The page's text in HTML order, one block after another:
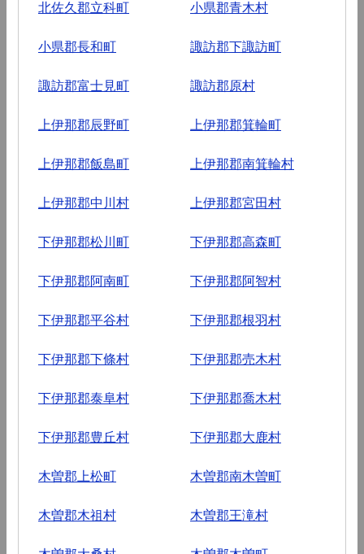
北佐久郡立科町 小県郡青木村
小県郡長和町 諏訪郡下諏訪町
諏訪郡富士見町 諏訪郡原村
上伊那郡辰野町 上伊那郡箕輪町
上伊那郡飯島町 上伊那郡南箕輪村
上伊那郡中川村 上伊那郡宮田村
下伊那郡松川町 下伊那郡高森町
下伊那郡阿南町 下伊那郡阿智村
下伊那郡平谷村 下伊那郡根羽村
下伊那郡下條村 下伊那郡売木村
下伊那郡泰阜村 下伊那郡喬木村
下伊那郡豊丘村 下伊那郡大鹿村
木曽郡上松町 木曽郡南木曽町
木曽郡木祖村 木曽郡王滝村